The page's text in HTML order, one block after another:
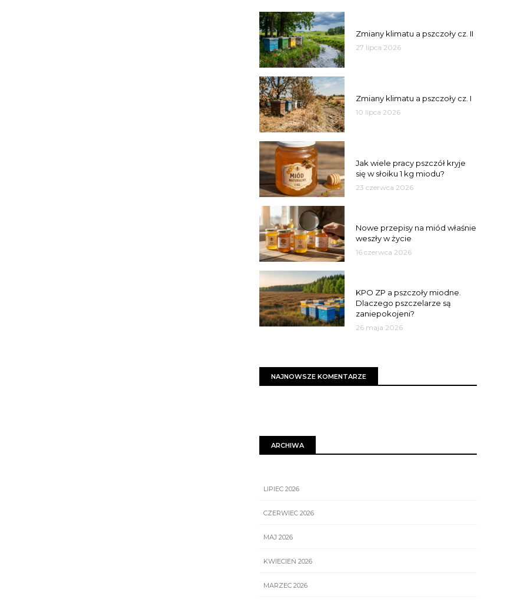
Zmiany klimatu a pszczoły cz. II
27 lipca 2026
Zmiany klimatu a pszczoły cz. I
10 lipca 2026
Jak wiele pracy pszczół kryje
się w słoiku 1 kg miodu?
23 czerwca 2026
Nowe przepisy na miód właśnie
weszły w życie
16 czerwca 2026
KPO ZP a pszczoły miodne.
Dlaczego pszczelarze są
zaniepokojeni?
26 maja 2026
NAJNOWSZE KOMENTARZE
ARCHIWA
LIPIEC 2026
CZERWIEC 2026
MAJ 2026
KWIECIEŃ 2026
MARZEC 2026